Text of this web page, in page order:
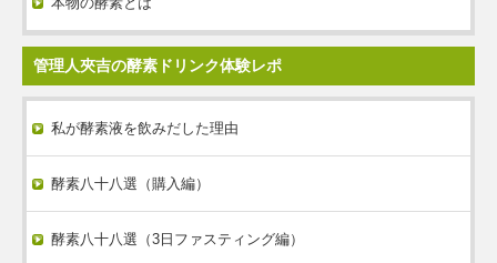
管理人夾吉の酵素ドリンク体験レポ
私が酵素液を飲みだした理由
酵素八十八選（購入編）
酵素八十八選（3日ファスティング編）